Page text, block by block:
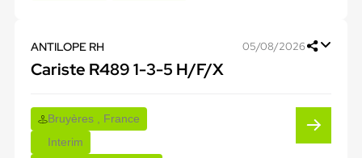
ANTILOPE RH 05/08/2026
Cariste R489 1-3-5 H/F/X
Bruyères , France
Interim